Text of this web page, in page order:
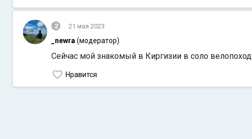
2 21 мая 2023
_newra (модератор)
Сейчас мой знакомый в Киргизии в соло
Нравится